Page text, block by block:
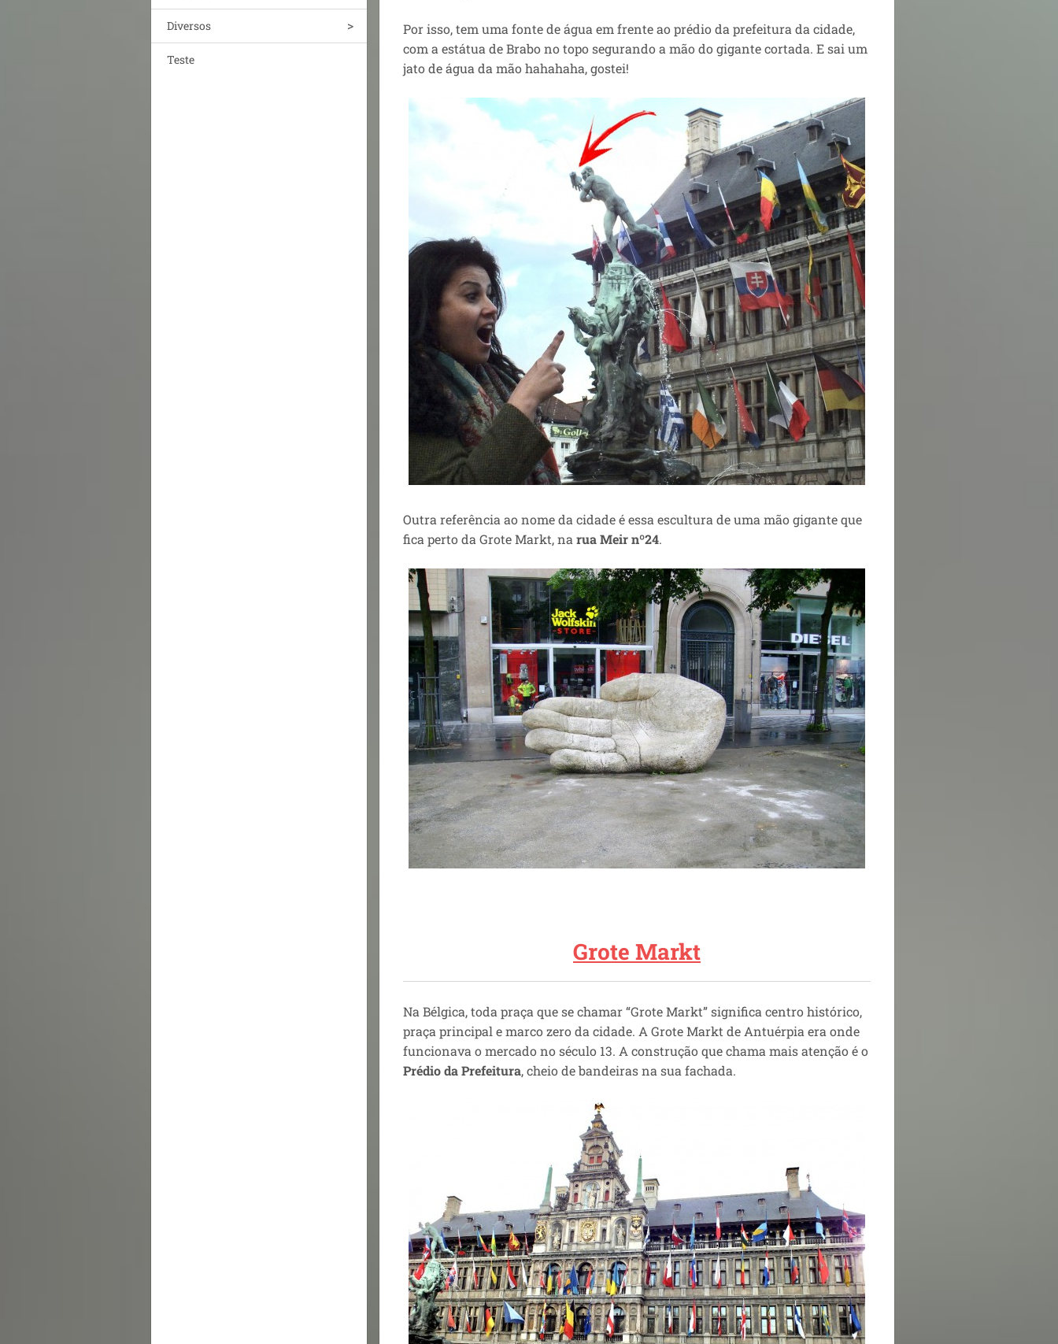
Diversos
Teste
Por isso, tem uma fonte de água em frente ao prédio da prefeitura da cidade,
com a estátua de Brabo no topo segurando a mão do gigante cortada. E sai um
jato de água da mão hahahaha, gostei!
Outra referência ao nome da cidade é essa escultura de uma mão gigante que
fica perto da Grote Markt, na rua Meir nº24.
Grote Markt
Na Bélgica, toda praça que se chamar “Grote Markt” significa centro histórico,
praça principal e marco zero da cidade. A Grote Markt de Antuérpia era onde
funcionava o mercado noséculo 13. A construção que chama mais atenção é o
Prédio da Prefeitura, cheio de bandeiras na sua fachada.